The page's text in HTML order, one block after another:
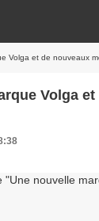
Volga et de nouveaux
Volga